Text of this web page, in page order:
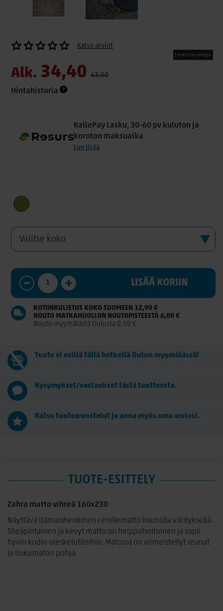
Katso arviot
Alk. 34,40 43,00
Hintahistoria
KallePay Lasku, 30-60 pv kuluton ja
koroton maksuaika
Lue lisää
LISÄÄ KORIIN
KOTIINKULJETUS KOKO SUOMEEN 12,90 €
NOUTO MATKAHUOLLON NOUTOPISTEESTÄ 6,00 €
Nouto myymälästä Oulusta 0,00 €
Tuote ei esillä tällä hetkellä Oulun myymälässä!
Kysymykset/vastaukset tästä tuotteesta.
Katso tuotearvostelut ja anna myös oma arviosi.
TUOTE-ESITTELY
Zahra matto vihreä 160x230
Näyttävä itämaishenkinen cenillematto kauniilla värityksellä.
Sileäpintainen ja kevyt matto on helppohoitoinen ja sopii
hyvin kodin oleskelutiloihin. Matossa on viimeistellyt reunat
ja liukumaton pohja.